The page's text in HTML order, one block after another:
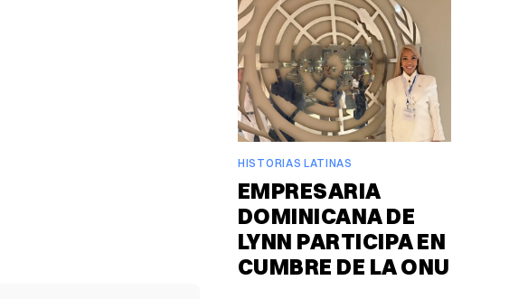
HISTORIAS LATINAS
EMPRESARIA
DOMINICANA DE
LYNN PARTICIPA EN
CUMBRE DE LA ONU